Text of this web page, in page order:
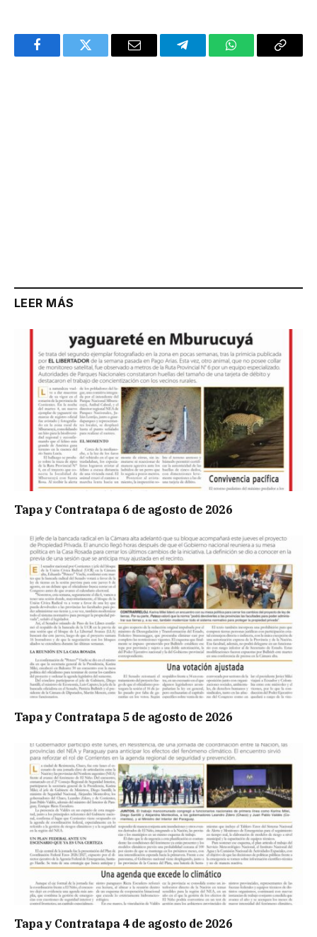
FacebookTwitter Email TelegramWhatsAppCopy
LEER MÁS
Tapa y Contratapa 6 de agosto de 2026
Tapa y Contratapa 5 de agosto de 2026
Tapa y Contratapa 4 de agosto de 2026